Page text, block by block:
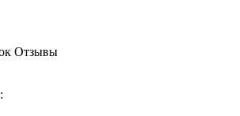
Отзывы